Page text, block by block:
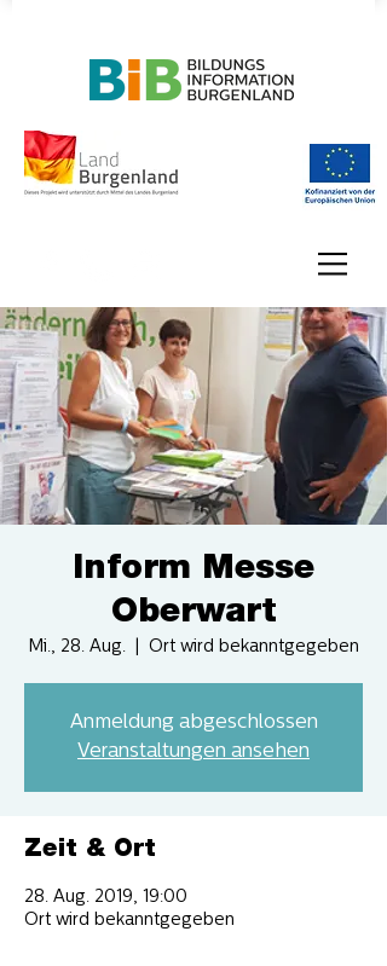
Inform Messe
Oberwart
Mi., 28. Aug. Ort wird bekanntgegeben
Anmeldung abgeschlossen
Veranstaltungen ansehen
Zeit & Ort
28. Aug. 2019, 19:00
Ort wird bekanntgegeben